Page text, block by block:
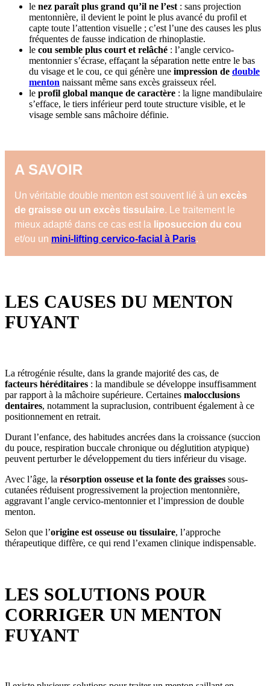
le nez paraît plus grand qu’il ne l’est : sans projection
mentonnière, il devient le point le plus avancé du profil et
capte toute l’attention visuelle ; c’est l’une des causes les plus
fréquentes de fausse indication de rhinoplastie.
le cou semble plus court et relâché : l’angle cervico-
mentonnier s’écrase, effaçant la séparation nette entre le bas
du visage et le cou, ce qui génère une impression de double
menton naissant même sans excès graisseux réel.
le profil global manque de caractère : la ligne mandibulaire
s’efface, le tiers inférieur perd toute structure visible, et le
visage semble sans mâchoire définie.
A SAVOIR
Un véritable double menton est souvent lié à un excès
de graisse ou un excès tissulaire. Le traitement le
mieux adapté dans ce cas est la liposuccion du cou
et/ou un mini-lifting cervico-facial à Paris.
LES CAUSES DU MENTON
FUYANT
La rétrogénie résulte, dans la grande majorité des cas, de
facteurs héréditaires : la mandibule se développe insuffisamment
par rapport à la mâchoire supérieure. Certaines malocclusions
dentaires, notamment la supraclusion, contribuent également à ce
positionnement en retrait.
Durant l’enfance, des habitudes ancrées dans la croissance (succion
du pouce, respiration buccale chronique ou déglutition atypique)
peuvent perturber le développement du tiers inférieur du visage.
Avec l’âge, la résorption osseuse et la fonte des graisses sous-
cutanées réduisent progressivement la projection mentonnière,
aggravant l’angle cervico-mentonnier et l’impression de double
menton.
Selon que l’origine est osseuse ou tissulaire, l’approche
thérapeutique diffère, ce qui rend l’examen clinique indispensable.
LES SOLUTIONS POUR
CORRIGER UN MENTON
FUYANT